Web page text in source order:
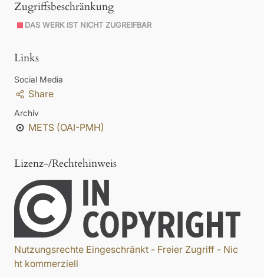
Zugriffsbeschränkung
DAS WERK IST NICHT ZUGREIFBAR
Links
Social Media
Share
Archiv
METS (OAI-PMH)
Lizenz-/Rechtehinweis
Nutzungsrechte Eingeschränkt - Freier Zugriff - Nic
ht kommerziell